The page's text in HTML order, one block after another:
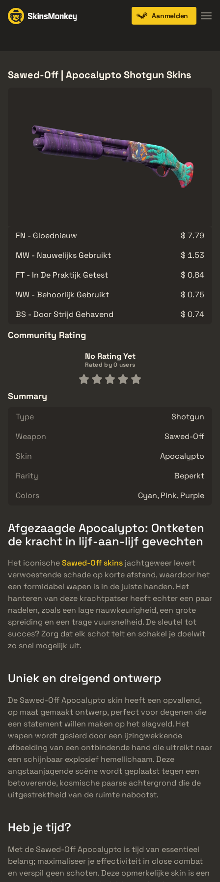
Aanmelden
Sawed-Off | Apocalypto Shotgun Skins
FN - Gloednieuw
$ 7.79
MW - Nauwelijks Gebruikt
$ 1.53
FT - In De Praktijk Getest
$ 0.84
WW - Behoorlijk Gebruikt
$ 0.75
BS - Door Strijd Gehavend
$ 0.74
Community Rating
No Rating Yet
Rated by 0 users
Summary
Type
Shotgun
Weapon
Sawed-Off
Skin
Apocalypto
Rarity
Beperkt
Colors
Cyan, Pink, Purple
Afgezaagde Apocalypto: Ontketen
de kracht in lijf-aan-lijf gevechten
Het iconischeSawed-Off skins jachtgeweer levert
verwoestende schade op korte afstand, waardoor het
een formidabel wapen is in de juiste handen. Het
hanteren van deze krachtpatser heeft echter een paar
nadelen, zoals een lage nauwkeurigheid, een grote
spreiding en een trage vuursnelheid. De sleutel tot
succes? Zorg dat elk schot telt en schakel je doelwit
zo snel mogelijk uit.
Uniek en dreigend ontwerp
De Sawed-Off Apocalypto skin heeft een opvallend,
op maat gemaakt ontwerp, perfect voor degenen die
een statement willen maken op het slagveld. Het
wapen wordt gesierd door een ijzingwekkende
afbeelding van een ontbindende hand die uitreikt naar
een schijnbaar explosief hemellichaam. Deze
angstaanjagende scène wordt geplaatst tegen een
betoverende, kosmische paarse achtergrond die de
uitgestrektheid van de ruimte nabootst.
Heb je tijd?
Met de Sawed-Off Apocalypto is tijd van essentieel
belang; maximaliseer je effectiviteit in close combat
en verspil geen schoten. Deze opmerkelijke skin is een